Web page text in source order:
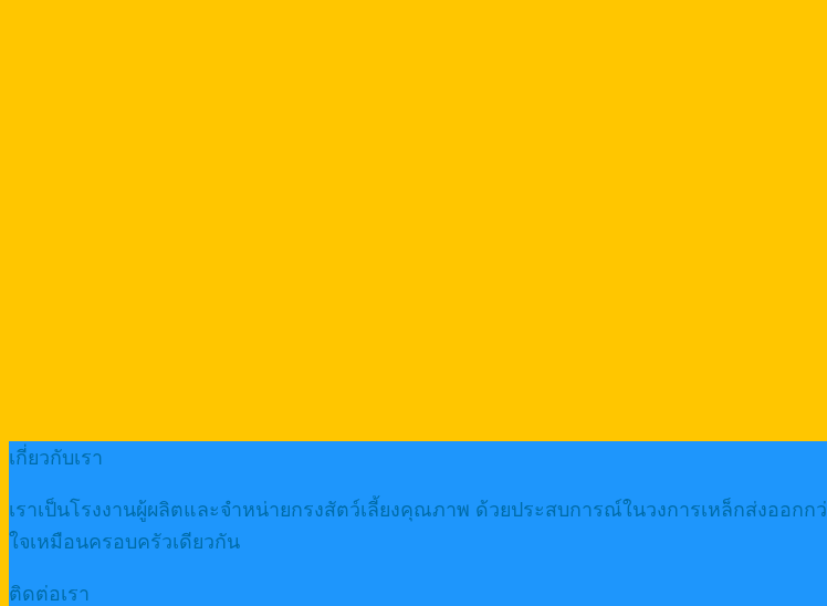
เกี่ยวกับเรา
เราเป็นโรงงานผู้ผลิตและจำหน่ายกรงสัตว์เลี้ยงคุณภาพ ด้วยประสบการณ์ในวงการเหล็กส่งออก
ใจเหมือนครอบครัวเดียวกัน
ติดต่อเรา